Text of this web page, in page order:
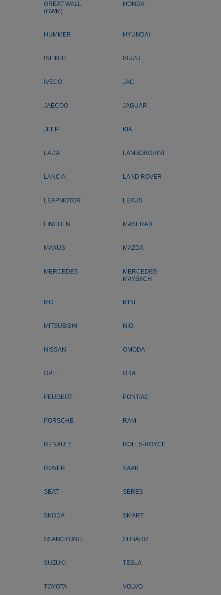
GREAT WALL
(GWM)
HONDA
HUMMER HYUNDAI
INFINITI ISUZU
IVECO JAC
JAECOO JAGUAR
JEEP KIA
LADA LAMBORGHINI
LANCIA LAND ROVER
LEAPMOTOR LEXUS
LINCOLN MASERATI
MAXUS MAZDA
MERCEDES
MERCEDES-
MAYBACH
MG MINI
MITSUBISHI NIO
NISSAN OMODA
OPEL ORA
PEUGEOT PONTIAC
PORSCHE RAM
RENAULT ROLLS-ROYCE
ROVER SAAB
SEAT SERES
SKODA SMART
SSANGYONG SUBARU
SUZUKI TESLA
TOYOTA VOLVO